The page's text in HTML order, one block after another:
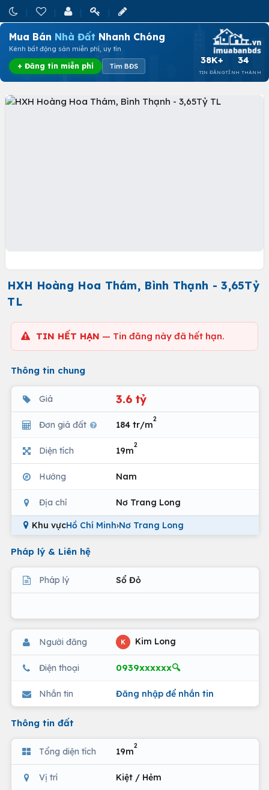
Mua Bán Nhà Đất Nhanh Chóng
Kênh bất động sản miễn phí, uy tín
+ Đăng tin miễn phí Tìm BĐS
38K+
TIN ĐĂNG
34
TỈNH THÀNH
HXH Hoàng Hoa Thám, Bình Thạnh - 3,65Tỷ
TL
TIN HẾT HẠN — Tin đăng này đã hết hạn.
Thông tin chung
Giá 3.6 tỷ
Đơn giá đất 184 tr/m
2
Diện tích 19m
2
Hướng Nam
Địa chỉ Nơ Trang Long
Khu vựcHồ Chí Minh›Nơ Trang Long
Pháp lý & Liên hệ
Pháp lý Sổ Đỏ
Người đăng K Kim Long
Điện thoại 0939xxxxxx🔍
Nhắn tin Đăng nhập để nhắn tin
Thông tin đất
Tổng diện tích 19m
2
Vị trí Kiệt / Hẻm